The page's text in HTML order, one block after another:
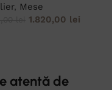
, Mese
1.820,00 lei
atentă de